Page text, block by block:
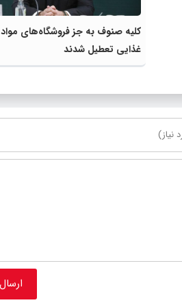
کلیه صنوف به جز فروشگاه‌های مواد
غذایی تعطیل شدند